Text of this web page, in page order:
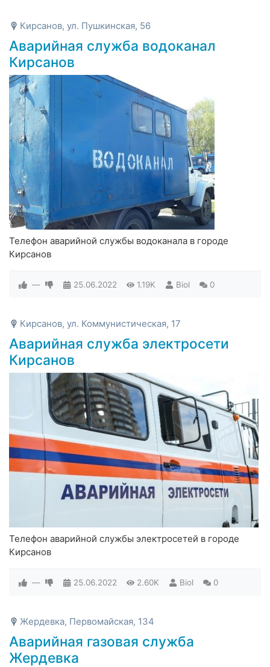
Кирсанов, ул. Пушкинская, 56
Аварийная служба водоканал
Кирсанов
Телефон аварийной службы водоканала в городе
Кирсанов
— 25.06.2022 1.19K Biol 0
Кирсанов, ул. Коммунистическая, 17
Аварийная служба электросети
Кирсанов
Телефон аварийной службы электросетей в городе
Кирсанов
— 25.06.2022 2.60K Biol 0
Жердевка, Первомайская, 134
Аварийная газовая служба
Жердевка